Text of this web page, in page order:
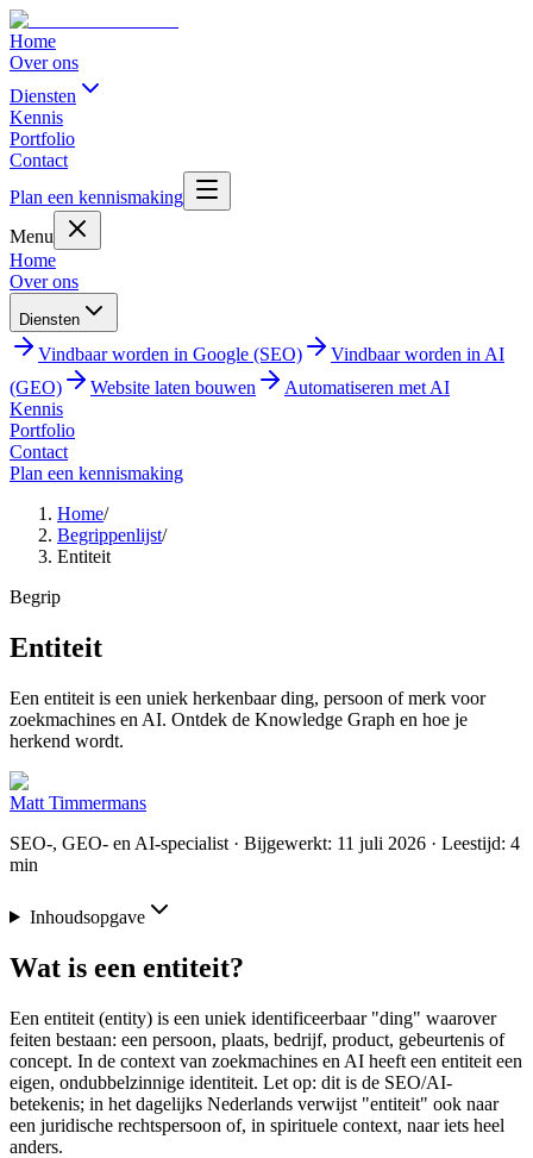
Home
Over ons
Diensten
Kennis
Portfolio
Contact
Plan een kennismaking
Menu
Home
Over ons
Diensten
Vindbaar worden in Google (SEO)
Vindbaar worden in AI
(GEO)
Website laten bouwen
Automatiseren met AI
Kennis
Portfolio
Contact
Plan een kennismaking
Home/
Begrippenlijst/
Entiteit
Begrip
Entiteit
Een entiteit is een uniek herkenbaar ding, persoon of merk voor
zoekmachines en AI. Ontdek de Knowledge Graph en hoe je
herkend wordt.
Matt Timmermans
SEO-, GEO- en AI-specialist · Bijgewerkt: 11 juli 2026 · Leestijd: 4
min
Inhoudsopgave
Wat is een entiteit?
Een entiteit (entity) is een uniek identificeerbaar "ding" waarover
feiten bestaan: een persoon, plaats, bedrijf, product, gebeurtenis of
concept. In de context van zoekmachines en AI heeft een entiteit een
eigen, ondubbelzinnige identiteit. Let op: dit is de SEO/AI-
betekenis; in het dagelijks Nederlands verwijst "entiteit" ook naar
een juridische rechtspersoon of, in spirituele context, naar iets heel
anders.